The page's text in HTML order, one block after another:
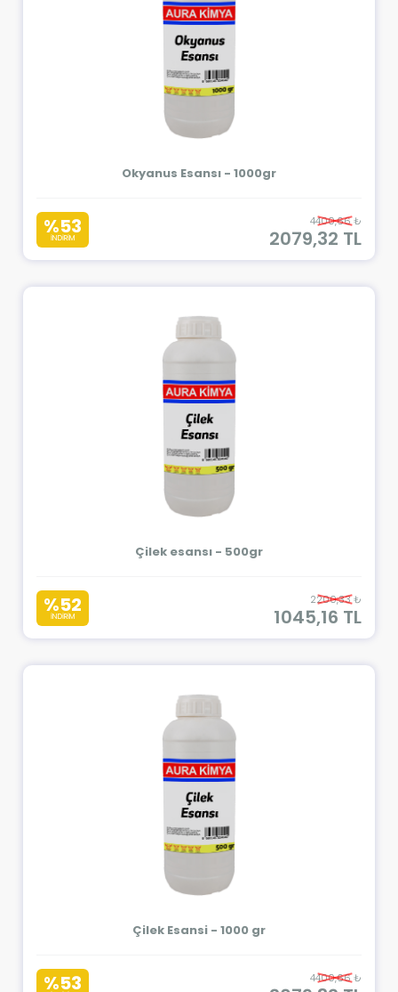
Okyanus Esansı - 1000gr
%53
İNDİRİM
4400,66 ₺
2079,32 TL
Çilek esansı - 500gr
%52
İNDİRİM
2200,33 ₺
1045,16 TL
Çilek Esansi - 1000 gr
%53 4400,66 ₺